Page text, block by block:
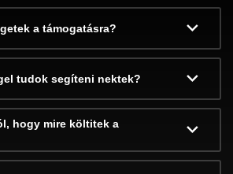
a támogatásra?
tudok segíteni nektek?
hogy mire költitek a